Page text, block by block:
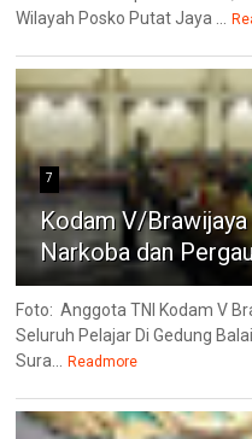
Wilayah Posko Putat Jaya ...
7
Kodam V/
Narkoba dan
Foto: Anggota TNI Kodam V
Seluruh Pelajar Di Gedung
Sura...
Readmore